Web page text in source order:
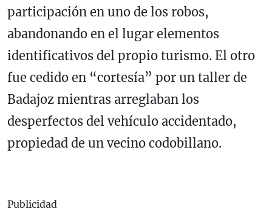
participación en uno de los robos,
abandonando en el lugar elementos
identificativos del propio turismo. El otro
fue cedido en “cortesía” por un taller de
Badajoz mientras arreglaban los
desperfectos del vehículo accidentado,
propiedad de un vecino codobillano.
Publicidad